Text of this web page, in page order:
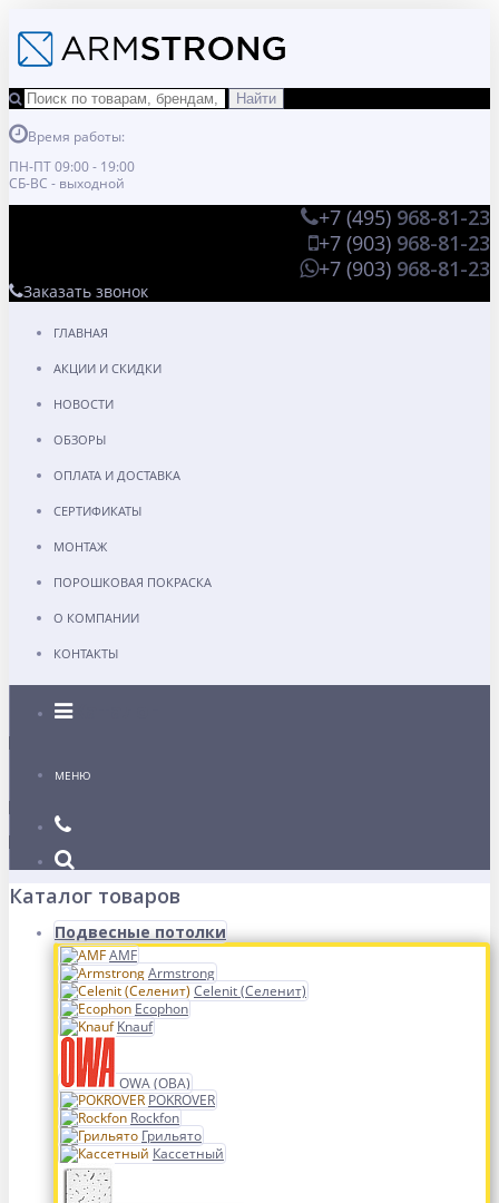
Время работы:
ПН-ПТ 09:00 - 19:00
СБ-ВС - выходной
+7 (495) 968-81-23
+7 (903) 968-81-23
+7 (903) 968-81-23
Заказать звонок
ГЛАВНАЯ
АКЦИИ И СКИДКИ
НОВОСТИ
ОБЗОРЫ
ОПЛАТА И ДОСТАВКА
СЕРТИФИКАТЫ
МОНТАЖ
ПОРОШКОВАЯ ПОКРАСКА
О КОМПАНИИ
КОНТАКТЫ
Каталог
МЕНЮ
Каталог товаров
Подвесные потолки
AMF
Armstrong
Celenit (Селенит)
Ecophon
Knauf
OWA (ОВА)
POKROVER
Rockfon
Грильято
Кассетный